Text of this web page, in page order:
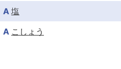
A 塩
A こしょう